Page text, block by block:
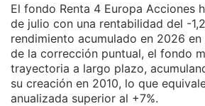
El fondo Renta 4 Europa Acciones
de julio con una rentabilidad del -
rendimiento acumulado en 2026 en
de la corrección puntual, el fondo
trayectoria a largo plazo,
su creación en 2010, lo que
anualizada superior al +7%.